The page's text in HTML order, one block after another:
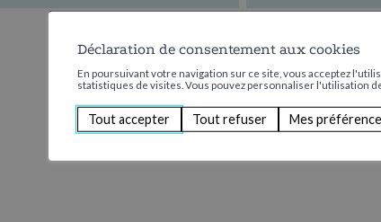
Déclaration de consentement aux cookies
En poursuivant votre navigation sur ce site, vous acceptez
statistiques de visites. Vous pouvez personnaliser l'utilisation
Tout accepter Tout refuser Mes